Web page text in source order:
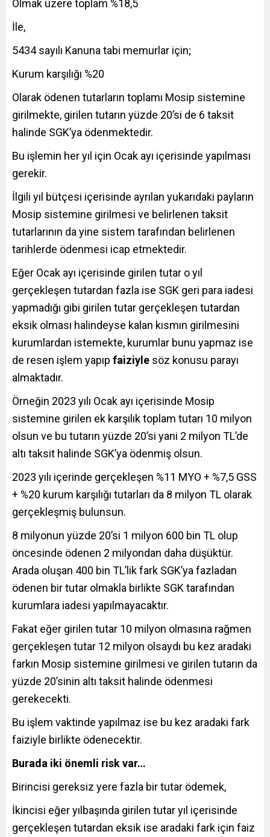
Olmak üzere toplam %18,5
İle,
5434 sayılı Kanuna tabi memurlar için;
Kurum karşılığı %20
Olarak ödenen tutarların toplamı Mosip sistemine
girilmekte, girilen tutarın yüzde 20’si de 6 taksit
halinde SGK’ya ödenmektedir.
Bu işlemin her yıl için Ocak ayı içerisinde yapılması
gerekir.
İlgili yıl bütçesi içerisinde ayrılan yukarıdaki payların
Mosip sistemine girilmesi ve belirlenen taksit
tutarlarının da yine sistem tarafından belirlenen
tarihlerde ödenmesi icap etmektedir.
Eğer Ocak ayı içerisinde girilen tutar o yıl
gerçekleşen tutardan fazla ise SGK geri para iadesi
yapmadığı gibi girilen tutar gerçekleşen tutardan
eksik olması halindeyse kalan kısmın girilmesini
kurumlardan istemekte, kurumlar bunu yapmaz ise
de resen işlem yapıp faiziyle söz konusu parayı
almaktadır.
Örneğin 2023 yılı Ocak ayı içerisinde Mosip
sistemine girilen ek karşılık toplam tutarı 10 milyon
olsun ve bu tutarın yüzde 20’si yani 2 milyon TL’de
altı taksit halinde SGK’ya ödenmiş olsun.
2023 yılı içerinde gerçekleşen %11 MYO + %7,5 GSS
+ %20 kurum karşılığı tutarları da 8 milyon TL olarak
gerçekleşmiş bulunsun.
8 milyonun yüzde 20’si 1 milyon 600 bin TL olup
öncesinde ödenen 2 milyondan daha düşüktür.
Arada oluşan 400 bin TL’lik fark SGK’ya fazladan
ödenen bir tutar olmakla birlikte SGK tarafından
kurumlara iadesi yapılmayacaktır.
Fakat eğer girilen tutar 10 milyon olmasına rağmen
gerçekleşen tutar 12 milyon olsaydı bu kez aradaki
farkın Mosip sistemine girilmesi ve girilen tutarın da
yüzde 20’sinin altı taksit halinde ödenmesi
gerekecekti.
Bu işlem vaktinde yapılmaz ise bu kez aradaki fark
faiziyle birlikte ödenecektir.
Burada iki önemli risk var…
Birincisi gereksiz yere fazla bir tutar ödemek,
İkincisi eğer yılbaşında girilen tutar yıl içerisinde
gerçekleşen tutardan eksik ise aradaki fark için faiz